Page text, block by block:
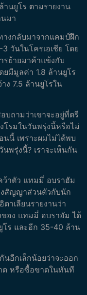
านยูโร ตามรายงาน
มา
งกลับมาจากแคมป์ฝึก
วันในโครเอเชีย โดย
รย้ายมาค้าแข้งกับ
ยมีมูลค่า 1.8 ล้านยูโร
ง 7.5 ล้านยูโรใน
บถามว่าเขาจะอยู่ที่ตรี
โรมในวันพรุ่งนี้หรือไม่
นนี้ เพราะผมไม่ได้พบ
พรุ่งนี้? เราจะเห็นกัน
ว้าตัว แทมมี่ อบราฮัม
สัญญาส่วนตัวกับนัก
าเลียนรายงานว่า
ของ แทมมี่ อบราฮัม ได้
โร และอีก 35-40 ล้าน
นอีกเล็กน้อยว่าจะออก
ด หรือซื้อขาดในทันที